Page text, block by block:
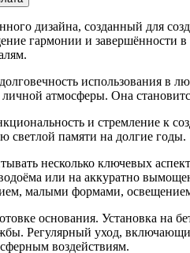
дизайна, созданный для
гармонии и завершённости
использования
атмосферы. Она
и стремление
светлой памяти на долгие годы.
несколько ключевых
или на аккуратно
малыми формами,
основания. Установка
Регулярный уход,
воздействиям.